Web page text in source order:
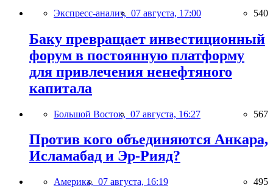
Экспресс-анализ, 07 августа, 17:00 540
Баку превращает инвестиционный
форум в постоянную платформу
для привлечения ненефтяного
капитала
Большой Восток, 07 августа, 16:27 567
Против кого объединяются Анкара,
Исламабад и Эр-Рияд?
Америка, 07 августа, 16:19 495